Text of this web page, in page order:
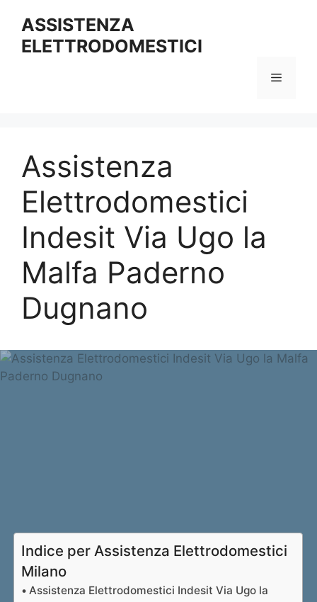
contenuto
ASSISTENZA
ELETTRODOMESTICI
Menu
Assistenza
Elettrodomestici
Indesit Via Ugo la
Malfa Paderno
Dugnano
Indice per Assistenza Elettrodomestici
Milano
Assistenza Elettrodomestici Indesit Via Ugo la